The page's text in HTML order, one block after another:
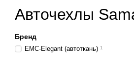
Авточехлы
Бренд
EMC-Elegant (автоткань) 1